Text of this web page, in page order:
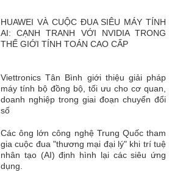
HUAWEI VÀ CUỘC ĐUA SIÊU MÁY TÍNH
AI: CẠNH TRANH VỚI NVIDIA TRONG
THẾ GIỚI TÍNH TOÁN CAO CẤP
Viettronics Tân Bình giới thiệu giải pháp
máy tính bộ đồng bộ, tối ưu cho cơ quan,
doanh nghiệp trong giai đoạn chuyển đổi
số
Các ông lớn công nghệ Trung Quốc tham
gia cuộc đua "thương mại đại lý" khi trí tuệ
nhân tạo (AI) định hình lại các siêu ứng
dụng.